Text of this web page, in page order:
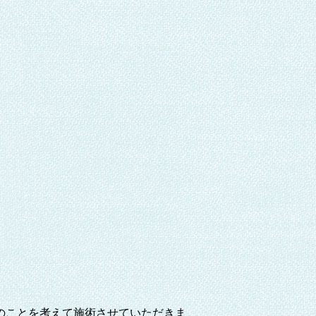
とを考えて施術させていただきま